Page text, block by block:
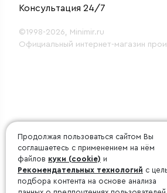
Консультация 24/7
©1998-2026, Minimir.ru
Официальный интернет-магазин
Продолжая пользоваться сайтом Вы
соглашаетесь с применением на нём
файлов куки (cookie) и
Рекомендательных технологий с
подбора контента на основе анализа